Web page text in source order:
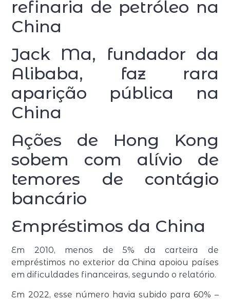
refinaria de petróleo na
China
Jack Ma, fundador da
Alibaba, faz rara
aparição pública na
China
Ações de Hong Kong
sobem com alívio de
temores de contágio
bancário
Empréstimos da China
Em 2010, menos de 5% da carteira de
empréstimos no exterior da China apoiou países
em dificuldades financeiras, segundo o relatório.
Em 2022, esse número havia subido para 60% –